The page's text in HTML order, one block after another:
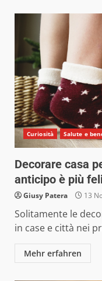
Curiosità Salute e
Decorare casa
anticipo è più
Giusy Patera 13
Solitamente le
in case e città nei
Mehr erfahren